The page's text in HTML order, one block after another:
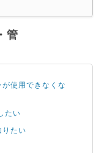
管
使用できなくな
たい
りたい